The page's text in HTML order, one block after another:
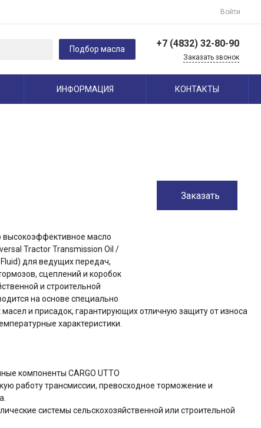
Войти
Подбор масла
+7 (4832) 32-80-90
г. Орел Кромское
241020, г. Брянск, пр-т
Пн-Пт: 9:00-18:00 Cб-Вс:
client-service@vip-
Заказать звонок
ИНФОРМАЦИЯ КОНТАКТЫ
Заказать
высокоэффективное масло
Tractor Transmission Oil /
для ведущих передач,
сцеплений и коробок
и строительной
на основе специально
и присадок, гарантирующих отличную защиту от износа
характеристики.
компоненты CARGO UTTO
работу трансмиссии, превосходное торможение и
системы сельскохозяйственной или строительной